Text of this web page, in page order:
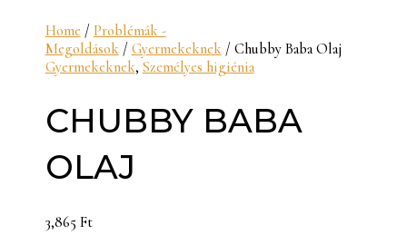
Home/ Problémák -
Megoldások/ Gyermekeknek/ Chubby Baba Olaj
Gyermekeknek, Személyes higiénia
CHUBBY BABA
OLAJ
3,865 Ft